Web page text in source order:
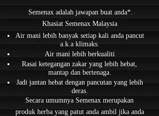
Semenax adalah jawapan buat anda*.
Khasiat Semenax Malaysia
Air mani lebih banyak setiap kali anda pancut
a.k.a klimaks.
Air mani lebih berkualiti
Rasai ketegangan zakar yang lebih hebat,
mantap dan bertenaga.
Jadi jantan hebat dengan pancutan yang lebih
deras.
​Secara umumnya Semenax merupakan
produk herba yang patut anda ambil jika anda